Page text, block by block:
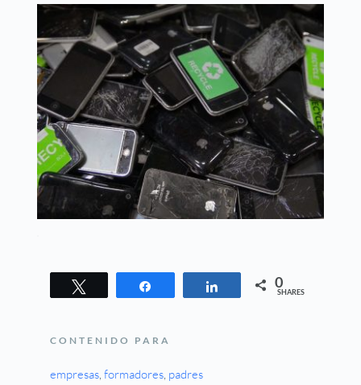
Share 0
SHARES
CONTENIDO PARA
empresas , formadores padres